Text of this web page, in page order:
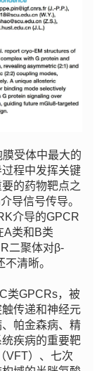
受体中最大的
程中发挥关键
的药物靶点之
导信号传导。
介导的GPCR
A类和B类
二聚体对β-
清晰。
类GPCRs，被
传递和神经元
帕金森病、精
疾病的重要靶
VFT）、七次